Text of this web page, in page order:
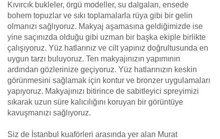
Kıvırcık bukleler, örgü modeller, su dalgaları, ensede
bohem topuzlar ve sıkı toplamalarla rüya gibi bir gelin
olmanızı sağlıyoruz. Makyaj aşamasına geldiğimizde ise
yine saçınızda olduğu gibi uzman bir başka ekiple birlikte
çalışıyoruz. Yüz hatlarınız ve cilt yapınız doğrultusunda en
uygun tarzı buluyoruz. Ten makyajınızın yapımının
ardından gözlerinize geçiyoruz. Yüz hatlarınızın keskin
görünmesini sağlamak için kontur ve bronzer uygulamaları
yapıyoruz. Makyajınızı bitirince de sabitleyici spreyimizi
sıkarak uzun süre kalıcılığını koruyan bir görüntüye
kavuşmanızı sağlıyoruz.
Siz de İstanbul kuaförleri arasında yer alan Murat